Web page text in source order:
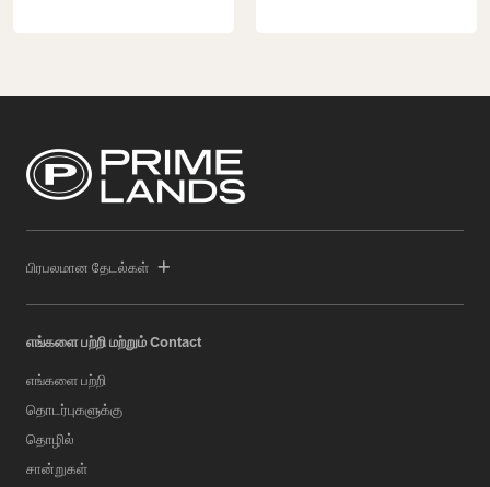
பிரபலமான தேடல்கள்
எங்களை பற்றி மற்றும் Contact
எங்களை பற்றி
தொடர்புகளுக்கு
தொழில்
சான்றுகள்